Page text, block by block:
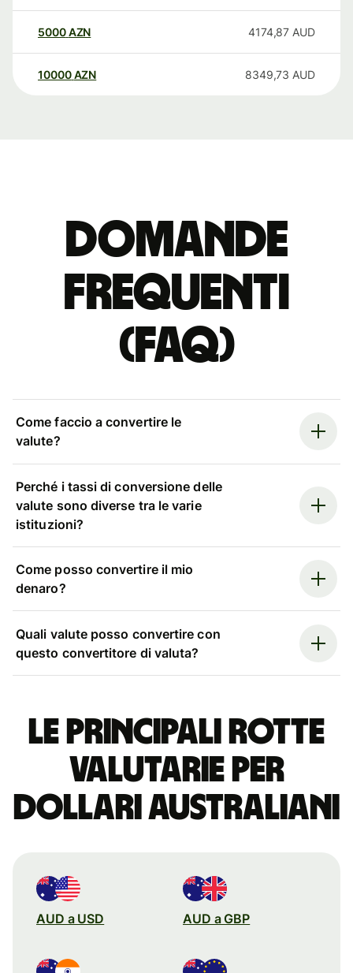
5000AZN 4174,87 AUD
10000 AZN 8349,73 AUD
Domande
Frequenti
(FAQ)
Come faccio a convertire le
valute?
Perché i tassi di conversione delle
valute sono diverse tra le varie
istituzioni?
Come posso convertire il mio
denaro?
Quali valute posso convertire con
questo convertitore di valuta?
Le principali rotte
valutarie per
dollari australiani
AUD a USD AUD a GBP